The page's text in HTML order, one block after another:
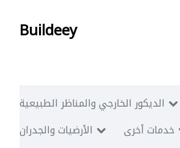
Buildeey
الديكور الخارجي والمناظر الطبيعية
الأرضيات والجدران
خدمات أخرى